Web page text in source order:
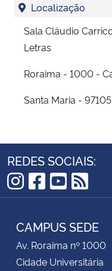
Localização
Sala Cláudio
Letras
Roraima - 1000 -
Santa Maria -
REDES SOCIAIS:
Instagram
RSS
CAMPUS SEDE
Av. Roraima nº 1000
Cidade Universitária